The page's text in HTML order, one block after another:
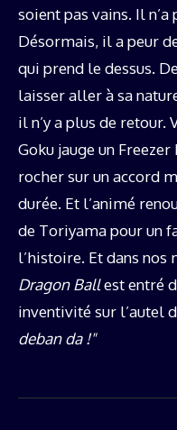
soient pas vains. Il n’a
Désormais, il a peur
qui prend le dessus.
laisser aller à sa
il n’y a plus de retour.
Goku jauge un
rocher sur un accord
durée. Et l’animé
de Toriyama pour un
l’histoire. Et dans nos
Dragon Ballest entré
inventivité sur l’autel
deban da !"